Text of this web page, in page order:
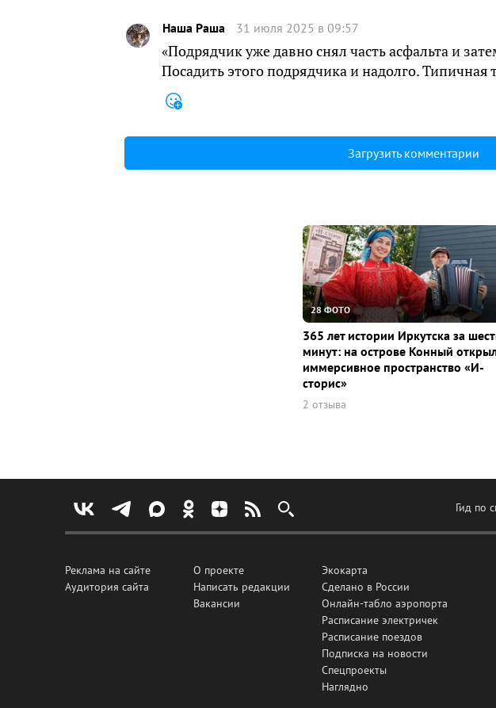
Наша Раша 31 июля 2025 в 09:57
«Подрядчик уже давно снял часть асфальта и
Посадить этого подрядчика и надолго. Типичная
Загрузить комментарии
28 ФОТО
365 лет истории Иркутска за
минут: на острове Конный
иммерсивное пространство «И-
сторис»
2 отзыва
Гид по
Реклама на сайте
Аудитория сайта
О проекте
Написать редакции
Вакансии
Экокарта
Сделано в России
Онлайн-табло аэропорта
Расписание электричек
Расписание поездов
Подписка на новости
Спецпроекты
Наглядно